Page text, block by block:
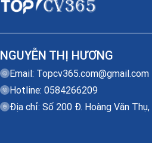
NGUYỄN THỊ HƯƠNG
Email: Topcv365.com@gmail.com
Hotline: 0584266209
Địa chỉ: Số 200 Đ. Hoàng Văn